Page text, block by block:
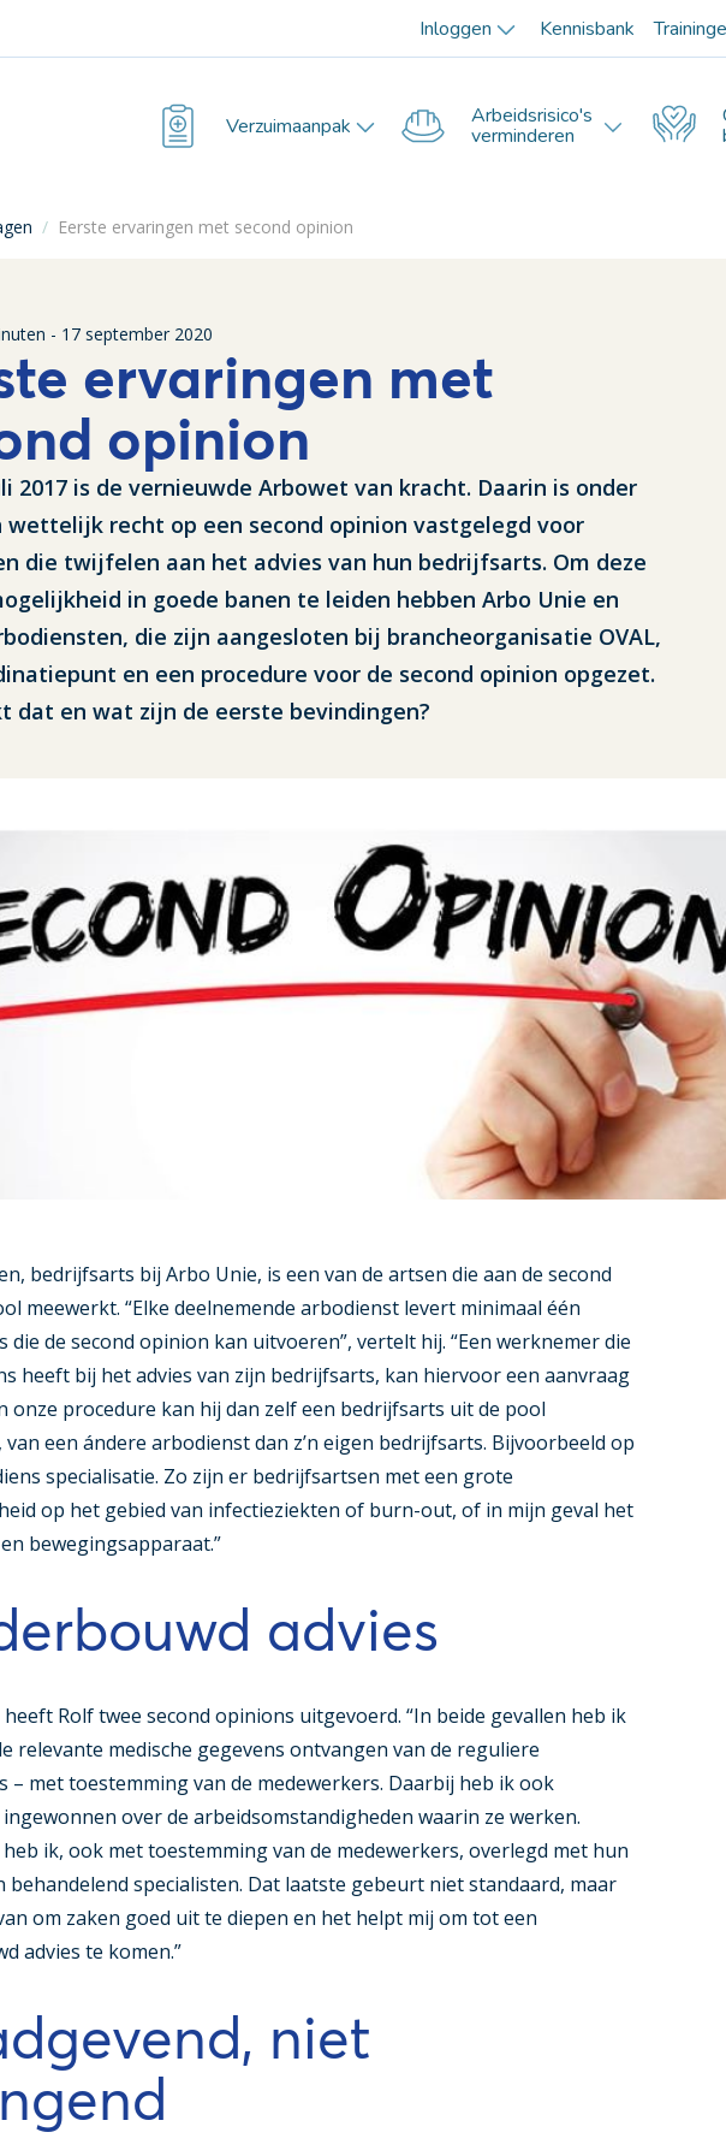
Inloggen Kennisbank
Verzuimaanpak Arbeidsrisico's
verminderen
/ Eerste ervaringen met second opinion
- 17 september 2020
ervaringen met
opinion
2017 is de vernieuwde Arbowet van kracht. Daarin is onder
wettelijk recht op een second opinion vastgelegd voor
die twijfelen aan het advies van hun bedrijfsarts. Om deze
in goede banen te leiden hebben Arbo Unie en
die zijn aangesloten bij brancheorganisatie OVAL,
en een procedure voor de second opinion opgezet.
dat en wat zijn de eerste bevindingen?
bedrijfsarts bij Arbo Unie, is een van de artsen die aan de second
meewerkt. “Elke deelnemende arbodienst levert minimaal één
die de second opinion kan uitvoeren”, vertelt hij. “Een werknemer die
heeft bij het advies van zijn bedrijfsarts, kan hiervoor een aanvraag
onze procedure kan hij dan zelf een bedrijfsarts uit de pool
van een ándere arbodienst dan z’n eigen bedrijfsarts. Bijvoorbeeld op
specialisatie. Zo zijn er bedrijfsartsen met een grote
op het gebied van infectieziekten of burn-out, of in mijn geval het
bewegingsapparaat.”
advies
Rolf twee second opinions uitgevoerd. “In beide gevallen heb ik
relevante medische gegevens ontvangen van de reguliere
– met toestemming van de medewerkers. Daarbij heb ik ook
over de arbeidsomstandigheden waarin ze werken.
ik, ook met toestemming van de medewerkers, overlegd met hun
behandelend specialisten. Dat laatste gebeurt niet standaard, maar
om zaken goed uit te diepen en het helpt mij om tot een
advies te komen.”
niet